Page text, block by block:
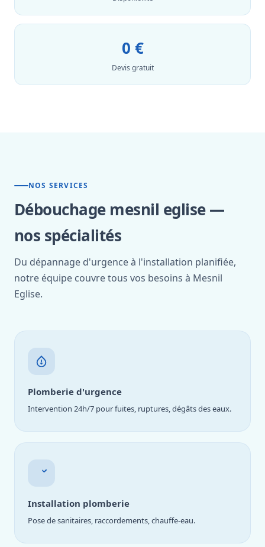
0 €
Devis gratuit
NOS SERVICES
Débouchage mesnil eglise —
nos spécialités
Du dépannage d'urgence à l'installation planifiée,
notre équipe couvre tous vos besoins à Mesnil
Eglise.
Plomberie d'urgence
Intervention 24h/7 pour fuites, ruptures, dégâts des eaux.
Installation plomberie
Pose de sanitaires, raccordements, chauffe-eau.